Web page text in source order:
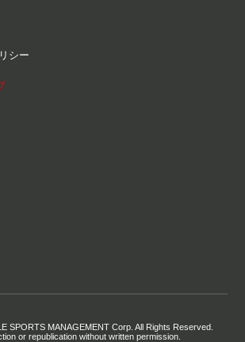
シー
SPORTS MANAGEMENT Corp. All Rights Reserved.
or republication without written permission.